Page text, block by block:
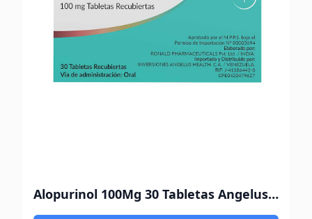
Alopurinol 100Mg 30 Tabletas Angelus Health